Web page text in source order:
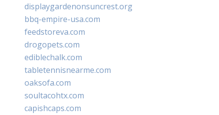
displaygardenonsuncrest.org
bbq-empire-usa.com
feedstoreva.com
drogopets.com
ediblechalk.com
tabletennisnearme.com
oaksofa.com
soultacohtx.com
capishcaps.com